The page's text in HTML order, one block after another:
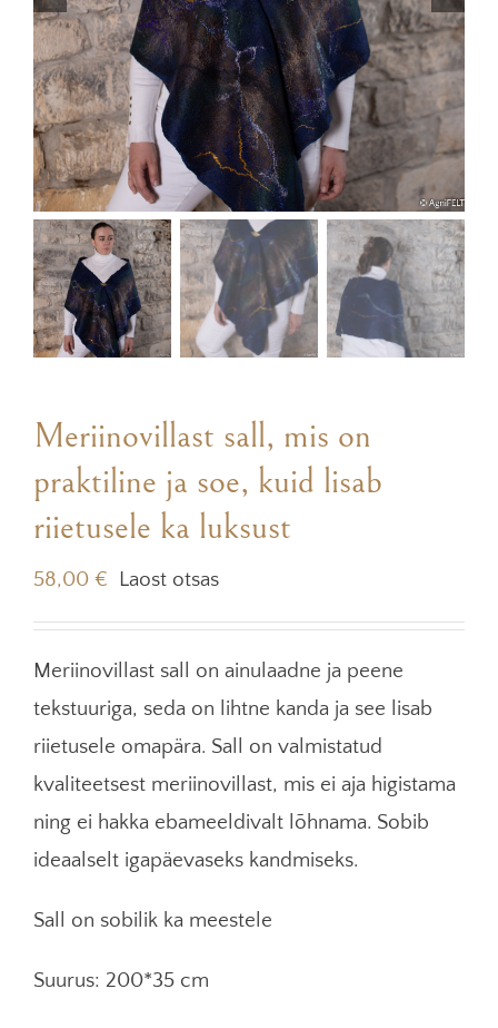
Meriinovillast sall, mis on
praktiline ja soe, kuid lisab
riietusele ka luksust
58,00 € Laost otsas
Meriinovillast sall on ainulaadne ja peene
tekstuuriga, seda on lihtne kanda ja see lisab
riietusele omapära. Sall on valmistatud
kvaliteetsest meriinovillast, mis ei aja higistama
ning ei hakka ebameeldivalt lõhnama. Sobib
ideaalselt igapäevaseks kandmiseks.
Sall on sobilik ka meestele
Suurus: 200*35 cm